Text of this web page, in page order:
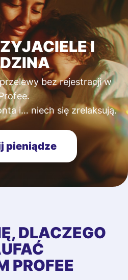
I
bez rejestracji w
i… niech się zrelaksują.
pieniądze
DLACZEGO
PROFEE